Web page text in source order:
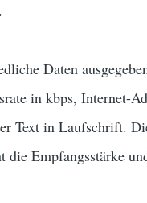
Daten
in kbps, Internet-
Text in Laufschrift.
die Empfangsstärke